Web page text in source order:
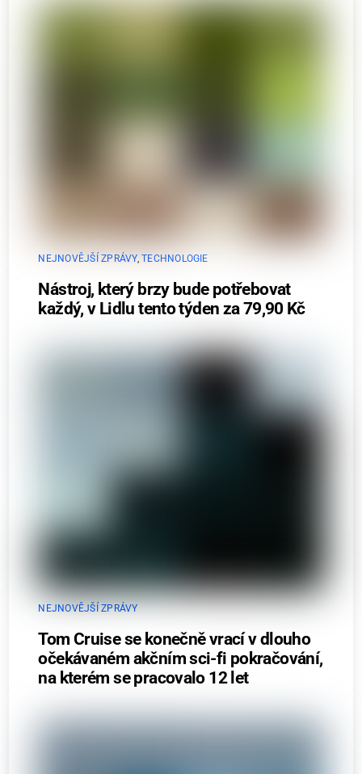
NEJNOVĚJŠÍ ZPRÁVY,TECHNOLOGIE
Nástroj, který brzy bude potřebovat
každý, v Lidlu tento týden za 79,90 Kč
NEJNOVĚJŠÍ ZPRÁVY
Tom Cruise se konečně vrací v dlouho
očekávaném akčním sci-fi pokračování,
na kterém se pracovalo 12 let